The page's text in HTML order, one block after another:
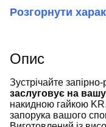
Розгорнути
Опис
Зустрічайте
заслуговує на
накидною гайкою
запорука вашого